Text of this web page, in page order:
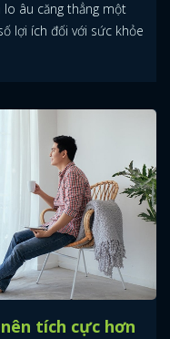
GOOGLE
lo âu căng thẳng một
lợi ích đối với sức khỏe
tích cực hơn